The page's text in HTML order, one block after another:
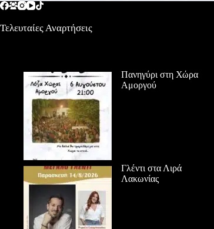
Τελευταίες Αναρτήσεις
Πανηγύρι στη Χώρα
Αμοργού
Γλέντι στα Λιρά
Λακωνίας